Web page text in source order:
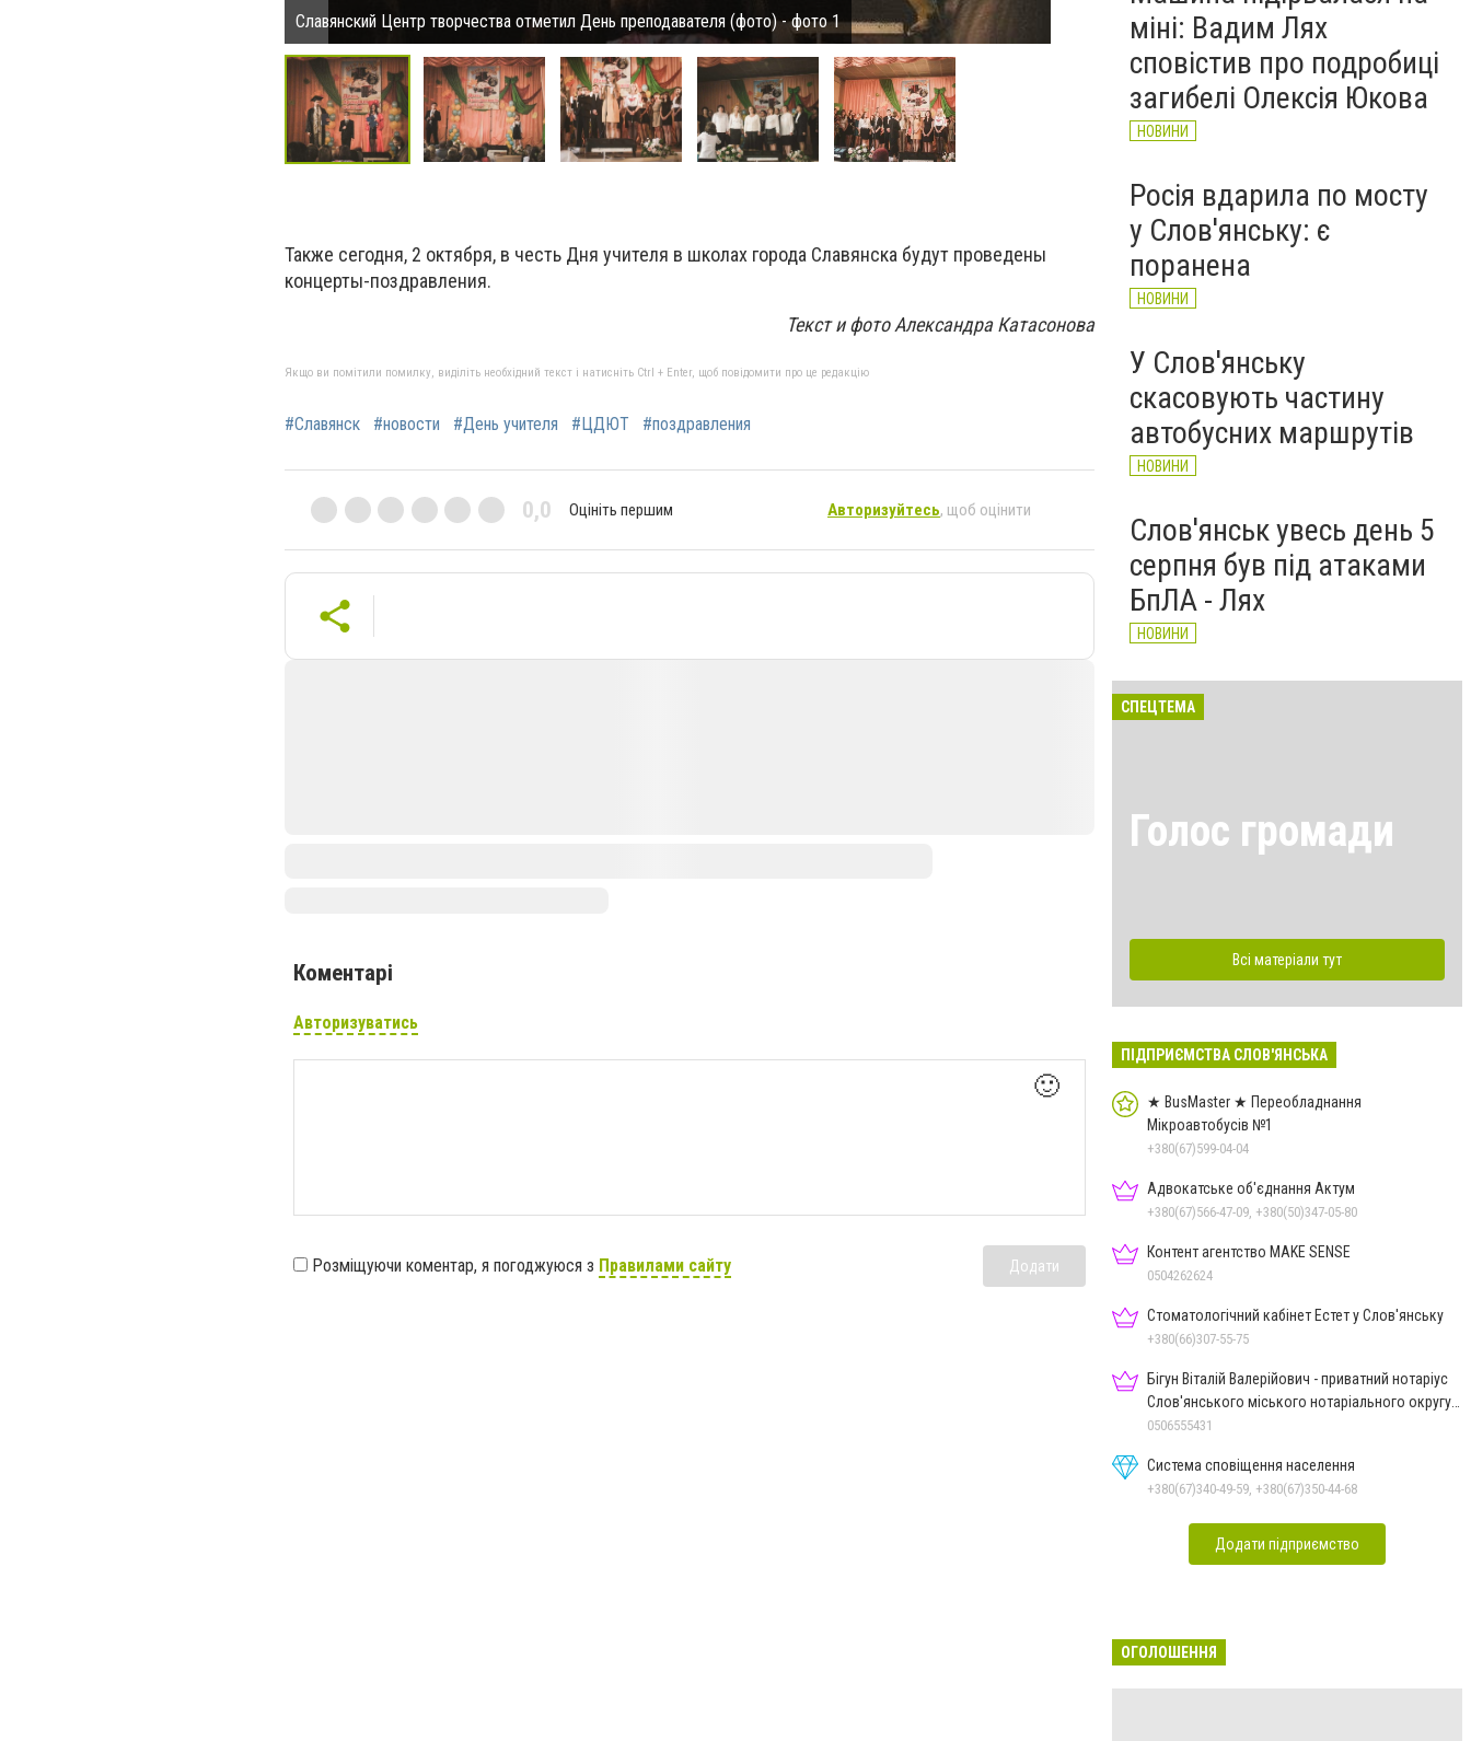
Славянский Центр творчества отметил День преподавателя (фото) - фото 1 Славянский Центр творчества отметил День
Также сегодня, 2 октября, в честь Дня учителя в школах города Славянска будут проведены
концерты-поздравления.
Текст и фото Александра Катасонова
Якщо ви помітили помилку, виділіть необхідний текст і натисніть Ctrl + Enter, щоб повідомити про це редакцію
#Славянск #новости #День учителя #ЦДЮТ #поздравления
0,0 Оцініть першим Авторизуйтесь, щоб оцінити
Коментарі
Авторизуватись
🙂
Розміщуючи коментар, я погоджуюся з Правилами сайту Додати
міні: Вадим Лях
сповістив про подробиці
загибелі Олексія Юкова
НОВИНИ
Росія вдарила по мосту
у Слов'янську: є
поранена
НОВИНИ
У Слов'янську
скасовують частину
автобусних маршрутів
НОВИНИ
Слов'янськ увесь день 5
серпня був під атаками
БпЛА - Лях
НОВИНИ
СПЕЦТЕМА
Голос громади
Всі матеріали тут
ПІДПРИЄМСТВА СЛОВ'ЯНСЬКА
★ BusMaster ★ Переобладнання
Мікроавтобусів №1
+380(67)599-04-04
Адвокатське об'єднання Актум
+380(67)566-47-09, +380(50)347-05-80
Контент агентство MAKE SENSE
0504262624
Стоматологічний кабінет Естет у Слов'янську
+380(66)307-55-75
Бігун Віталій Валерійович - приватний нотаріус
Слов'янського міського нотаріального округу
Дон.обл.
0506555431
Система сповіщення населення
+380(67)340-49-59, +380(67)350-44-68
Додати підприємство
ОГОЛОШЕННЯ